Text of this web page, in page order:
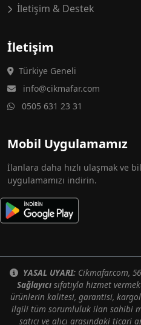
İletişim & Destek
İletişim
Türkiye Geneli
info@cikmafar.com
0505 631 23 31
Mobil Uygulamamız
İlanlara daha hızlı ulaşmak ve
uygulamamızı indirin.
YASAL UYARI: Cikmafar.com,
Sağlayıcısıfatıyla hizmet
ürünlerin kalitesi, garantisi,
ilgili tüm sorumluluk ilan sahibi
satıcı ve alıcı arasındaki